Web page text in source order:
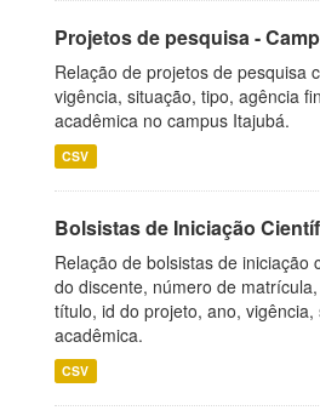
Projetos de pesquisa -
Relação de projetos de pesquisa
vigência, situação, tipo, agência
acadêmica no campus Itajubá.
CSV
Bolsistas de Iniciação
Relação de bolsistas de iniciação
do discente, número de
título, id do projeto, ano,
acadêmica.
CSV